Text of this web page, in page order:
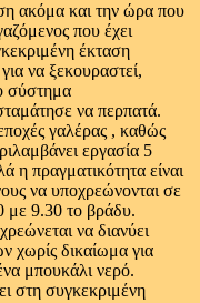
ακόμα και την ώρα που
που έχει
έκταση
να ξεκουραστεί,
σύστημα
να περπατά.
γαλέρας , καθώς
εργασία 5
πραγματικότητα είναι
να υποχρεώνονται σε
με 9.30 το βράδυ.
να διανύει
χωρίς δικαίωμα για
μπουκάλι νερό.
στη συγκεκριμένη